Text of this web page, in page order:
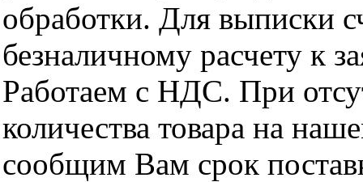
обработки. Для выписки
безналичному расчету к
Работаем с НДС. При
количества товара на
сообщим Вам срок